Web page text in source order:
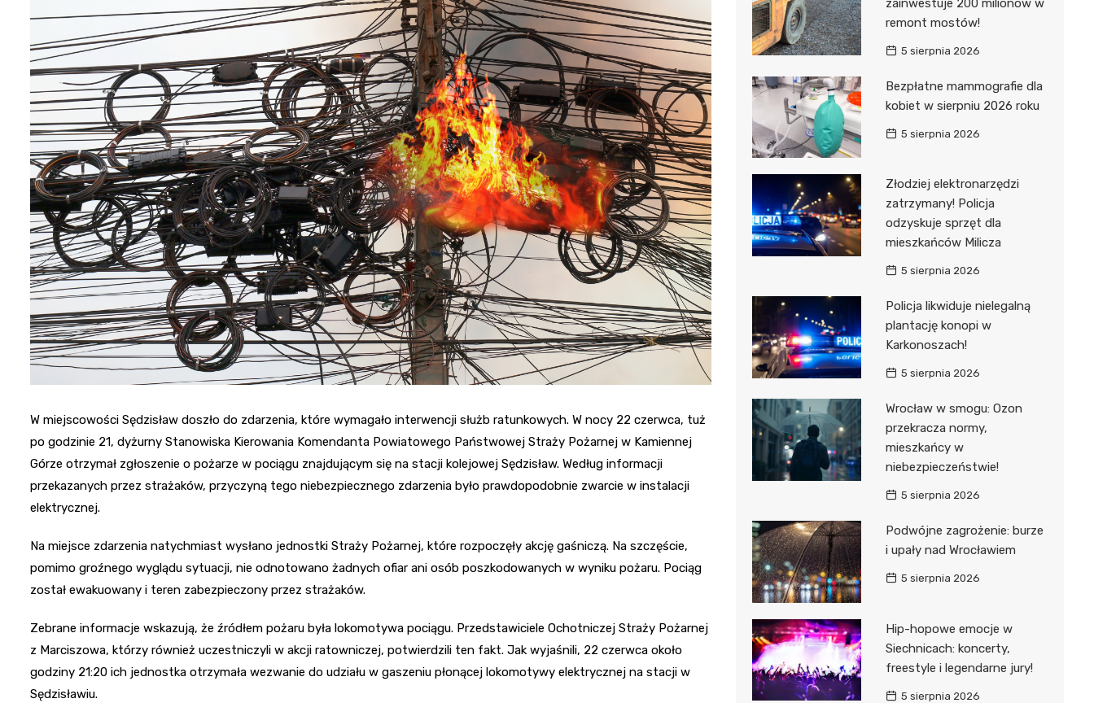
Fryzjer
Kino
Poczta
W miejscowości Sędzisław doszło do zdarzenia, które wymagało interwencji służb ratunkowych. W nocy 22 czerwca, tuż
po godzinie 21, dyżurny Stanowiska Kierowania Komendanta Powiatowego Państwowej Straży Pożarnej w Kamiennej
Górze otrzymał zgłoszenie o pożarze w pociągu znajdującym się na stacji kolejowej Sędzisław. Według informacji
przekazanych przez strażaków, przyczyną tego niebezpiecznego zdarzenia było prawdopodobnie zwarcie w instalacji
elektrycznej.
Na miejsce zdarzenia natychmiast wysłano jednostki Straży Pożarnej, które rozpoczęły akcję gaśniczą. Na szczęście,
pomimo groźnego wyglądu sytuacji, nie odnotowano żadnych ofiar ani osób poszkodowanych w wyniku pożaru. Pociąg
został ewakuowany i teren zabezpieczony przez strażaków.
Zebrane informacje wskazują, że źródłem pożaru była lokomotywa pociągu. Przedstawiciele Ochotniczej Straży Pożarnej
z Marciszowa, którzy również uczestniczyli w akcji ratowniczej, potwierdzili ten fakt. Jak wyjaśnili, 22 czerwca około
godziny 21:20 ich jednostka otrzymała wezwanie do udziału w gaszeniu płonącej lokomotywy elektrycznej na stacji w
Sędzisławiu.
zainwestuje 200 milionów w
remont mostów!
5 sierpnia 2026
Bezpłatne mammografie dla
kobiet w sierpniu 2026 roku
5 sierpnia 2026
Złodziej elektronarzędzi
zatrzymany! Policja
odzyskuje sprzęt dla
mieszkańców Milicza
5 sierpnia 2026
Policja likwiduje nielegalną
plantację konopi w
Karkonoszach!
5 sierpnia 2026
Wrocław w smogu: Ozon
przekracza normy,
mieszkańcy w
niebezpieczeństwie!
5 sierpnia 2026
Podwójne zagrożenie: burze
i upały nad Wrocławiem
5 sierpnia 2026
Hip-hopowe emocje w
Siechnicach: koncerty,
freestyle i legendarne jury!
5 sierpnia 2026